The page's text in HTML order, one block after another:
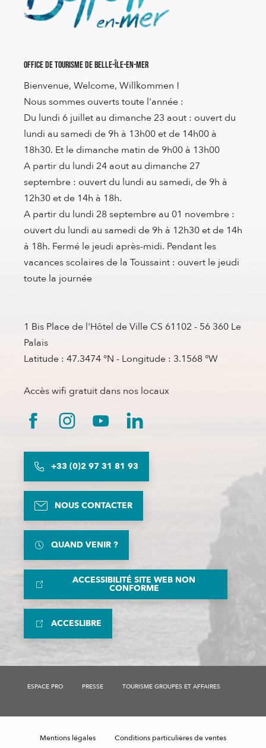
Office de Tourisme de Belle-Île-en-Mer
Bienvenue, Welcome, Willkommen !
Nous sommes ouverts toute l'année :
Du lundi 6 juillet au dimanche 23 aout : ouvert du
lundi au samedi de 9h à 13h00 et de 14h00 à
18h30. Et le dimanche matin de 9h00 à 13h00
A partir du lundi 24 aout au dimanche 27
septembre : ouvert du lundi au samedi, de 9h à
12h30 et de 14h à 18h.
A partir du lundi 28 septembre au 01 novembre :
ouvert du lundi au samedi de 9h à 12h30 et de 14h
à 18h. Fermé le jeudi après-midi. Pendant les
vacances scolaires de la Toussaint : ouvert le jeudi
toute la journée
1 Bis Place de l'Hôtel de Ville CS 61102 - 56 360 Le
Palais
Latitude : 47.3474 °N - Longitude : 3.1568 °W
Accès wifi gratuit dans nos locaux
+33 (0)2 97 31 81 93
NOUS CONTACTER
QUAND VENIR ?
ACCESSIBILITÉ SITE WEB NON
CONFORME
ACCESLIBRE
ESPACE PRO PRESSE TOURISME GROUPES ET AFFAIRES
Mentions légales Conditions particulières de ventes